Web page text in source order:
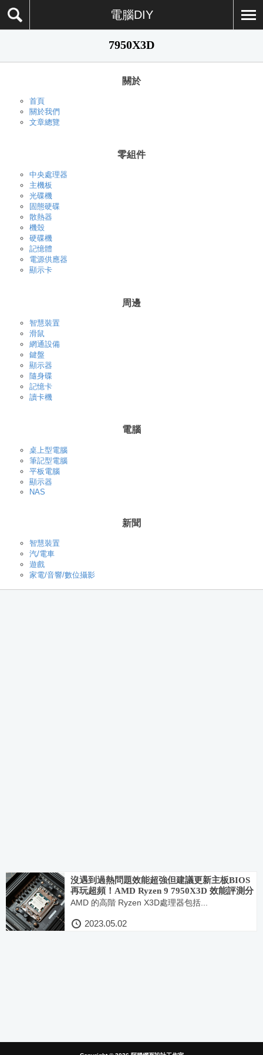
電腦DIY
7950X3D
關於
首頁
關於我們
文章總覽
零組件
中央處理器
主機板
光碟機
固態硬碟
散熱器
機殼
硬碟機
記憶體
電源供應器
顯示卡
周邊
智慧裝置
滑鼠
網通設備
鍵盤
顯示器
隨身碟
記憶卡
讀卡機
電腦
桌上型電腦
筆記型電腦
平板電腦
顯示器
NAS
新聞
智慧裝置
汽/電車
遊戲
家電/音響/數位攝影
沒遇到過熱問題效能超強但建議更新主板BIOS
再玩超頻！AMD Ryzen 9 7950X3D 效能評測分
享
AMD 的高階 Ryzen X3D處理器包括...
2023.05.02